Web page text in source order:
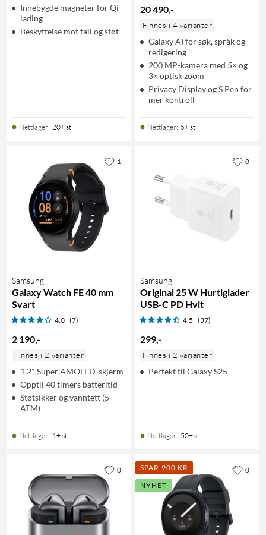
Innebygde magneter for Qi-
lading
Beskyttelse mot fall og støt
Nettlager: 20+ st
20 490,-
Finnes i 4 varianter
Galaxy AI for søk, språk og
redigering
200 MP-kamera med 5× og
3× optisk zoom
Privacy Display og S Pen for
mer kontroll
Nettlager: 5+ st
Samsung
Galaxy Watch FE 40 mm
Svart
4.0 (7)
2 190,-
Finnes i 2 varianter
1,2" Super AMOLED-skjerm
Opptil 40 timers batteritid
Støtsikker og vanntett (5
ATM)
Nettlager: 1+ st
1
Samsung
Original 25 W Hurtiglader
USB-C PD Hvit
4.5 (37)
299,-
Finnes i 2 varianter
Perfekt til Galaxy S25
Nettlager: 50+ st
0
0
SPAR 900 KR
NYHET
0